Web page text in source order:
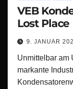
VEB
Lost Place
9. JANUAR
Unmittelbar am
markante